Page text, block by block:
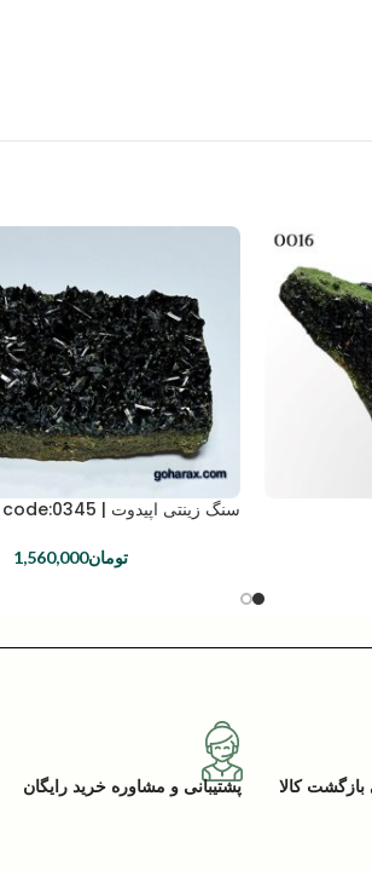
سنگ زینتی اپیدوت | code:0345
تومان1,560,000
پشتیبانی و مشاوره خرید رایگان